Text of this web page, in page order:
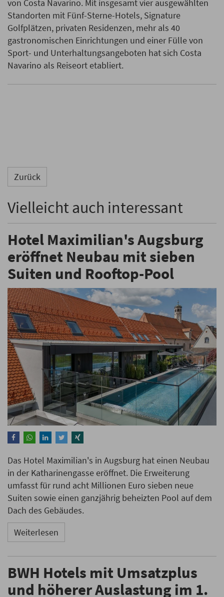
von Costa Navarino. Mit insgesamt vier ausgewählten
Standorten mit Fünf-Sterne-Hotels, Signature
Golfplätzen, privaten Residenzen, mehr als 40
gastronomischen Einrichtungen und einer Fülle von
Sport- und Unterhaltungsangeboten hat sich Costa
Navarino als Reiseort etabliert.
Zurück
Vielleicht auch interessant
Hotel Maximilian's Augsburg
eröffnet Neubau mit sieben
Suiten und Rooftop-Pool
Das Hotel Maximilian's in Augsburg hat einen Neubau
in der Katharinengasse eröffnet. Die Erweiterung
umfasst für rund acht Millionen Euro sieben neue
Suiten sowie einen ganzjährig beheizten Pool auf dem
Dach des Gebäudes.
Weiterlesen
BWH Hotels mit Umsatzplus
und höherer Auslastung im 1.